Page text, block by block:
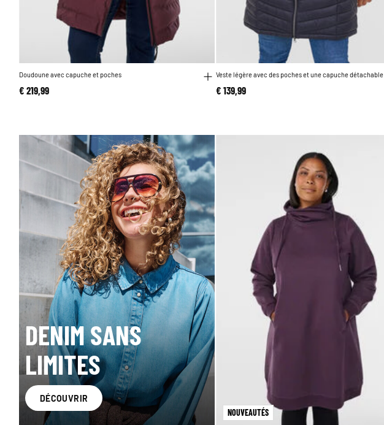
Doudoune avec capuche et poches
€ 219,99
Veste légère avec des poches et une capuche détachable
€ 139,99
DENIM SANS
LIMITES
DÉCOUVRIR
NOUVEAUTÉS